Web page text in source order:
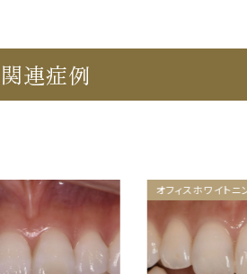
関連症例